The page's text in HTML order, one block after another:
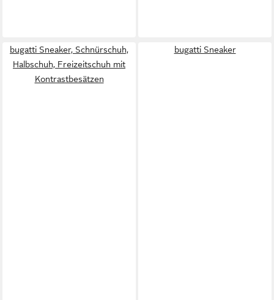
bugatti Sneaker, Schnürschuh,
Halbschuh, Freizeitschuh mit
Kontrastbesätzen
bugatti Sneaker